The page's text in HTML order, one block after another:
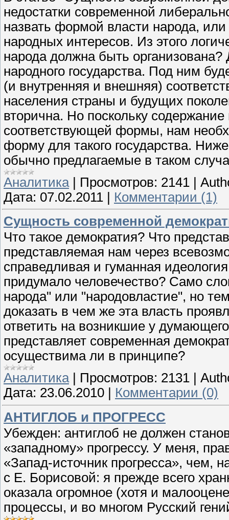
недостатки современной
назвать формой власти народа,
народных интересов. Из этого
народа должна быть
народного государства. Под ним
(и внутренняя и внешняя)
населения страны и будущих
вторична. Но поскольку
соответствующей формы, нам
форму для такого государства.
обычно предлагаемые в таком
Аналитика | Просмотров: 2141 |
Дата: 07.02.2011 | Комментарии (1)
Сущность современной
Что такое демократия? Что
представляемая нам через
справедливая и гуманная
придумало человечество? Само
народа" или "народовластие", но
доказать в чем же эта власть
ответить на возникшие у
представляет современная
осуществима ли в принципе?
Аналитика| Просмотров: 2131
Дата: 23.06.2010
Комментарии (0)
АНТИГЛОБ и ПРОГРЕСС
Убежден: антиглоб не должен
«западному» прогрессу. У меня,
«Запад-источник прогресса», чем,
с Е. Борисовой: я прежде всего
оказала огромное (хотя и
процессы, и во многом Русский